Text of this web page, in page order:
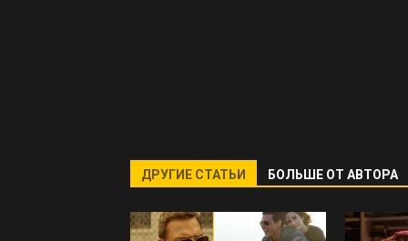
ДРУГИЕ СТАТЬИ БОЛЬШЕ ОТ АВТОРА